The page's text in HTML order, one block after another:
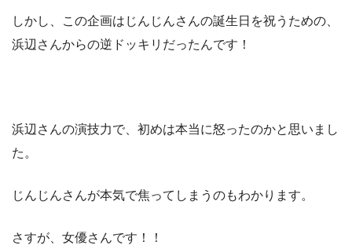
しかし、この企画はじんじんさんの誕生日を祝うための、
浜辺さんからの逆ドッキリだったんです！
浜辺さんの演技力で、初めは本当に怒ったのかと思いまし
た。
じんじんさんが本気で焦ってしまうのもわかります。
さすが、女優さんです！！